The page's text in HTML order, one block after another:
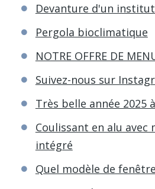
Devanture d'un
Pergola bioclimatique
NOTRE OFFRE DE
Suivez-nous sur
Très belle année 2025
Coulissant en alu avec
intégré
Quel modèle de